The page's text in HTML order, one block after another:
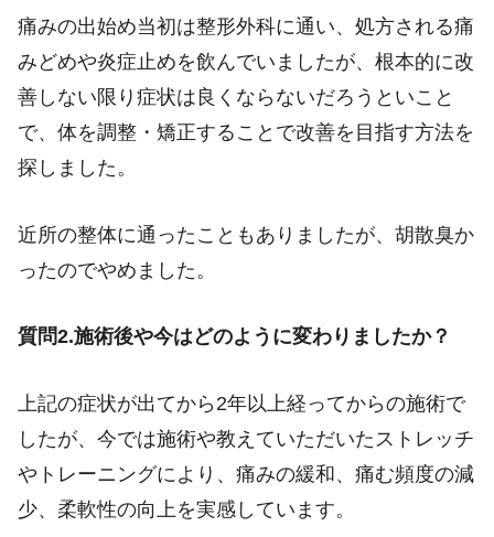
痛みの出始め当初は整形外科に通い、処方される痛
みどめや炎症止めを飲んでいましたが、根本的に改
善しない限り症状は良くならないだろうといこと
で、体を調整・矯正することで改善を目指す方法を
探しました。
近所の整体に通ったこともありましたが、胡散臭か
ったのでやめました。
質問2.施術後や今はどのように変わりましたか？
上記の症状が出てから2年以上経ってからの施術で
したが、今では施術や教えていただいたストレッチ
やトレーニングにより、痛みの緩和、痛む頻度の減
少、柔軟性の向上を実感しています。